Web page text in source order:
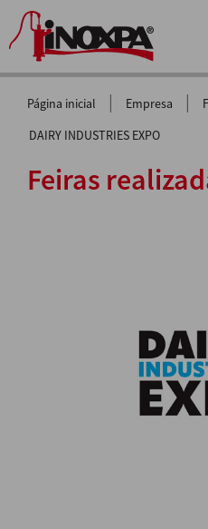
Página inicial | Empresa |
DAIRY INDUSTRIES EXPO
Feiras